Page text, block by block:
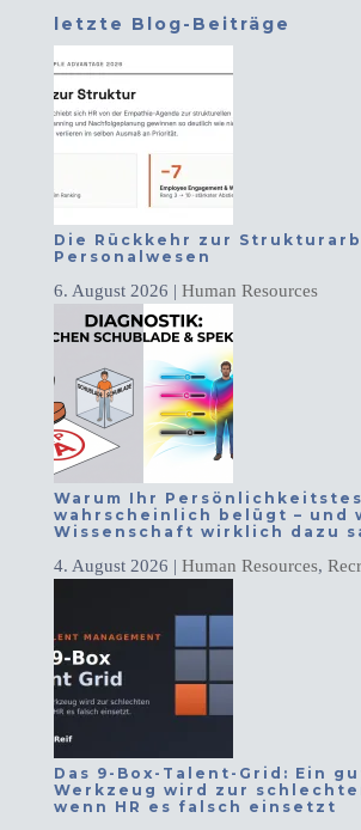
letzte Blog-Beiträge
Die Rückkehr zur
Personalwesen
6. August 2026 | Human Resources
Warum Ihr
wahrscheinlich belügt – und
Wissenschaft wirklich dazu
4. August 2026 | Human Resources,
Das 9-Box-Talent-Grid: Ein
Werkzeug wird zur
wenn HR es falsch einsetzt